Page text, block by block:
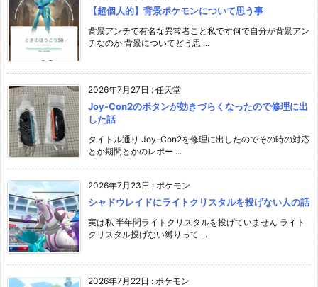
【超個人的】背景ポケモンについて思う事
背景アンチで有名な異常者こと私です何で自分が背景アン
チなのか 背景についてどう思 ...
2026年7月27日 : 任天堂
Joy-Con2のボタンが効きづらくなったので修理に出
した話
タイトル通り Joy-Con2を修理に出したのでその時の対応
とか期間とかのレポー ...
2026年7月23日 : ポケモン
シャドウレイドにライトクリスタルを投げない人の話
実は私 半年間ライトクリスタルを投げていません ライト
クリスタル投げない縛りって ...
2026年7月22日 : ポケモン